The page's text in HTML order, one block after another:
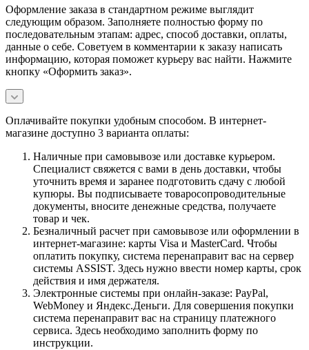
Оформление заказа в стандартном режиме выглядит
следующим образом. Заполняете полностью форму по
последовательным этапам: адрес, способ доставки, оплаты,
данные о себе. Советуем в комментарии к заказу написать
информацию, которая поможет курьеру вас найти. Нажмите
кнопку «Оформить заказ».
Оплачивайте покупки удобным способом. В интернет-
магазине доступно 3 варианта оплаты:
Наличные при самовывозе или доставке курьером.
Специалист свяжется с вами в день доставки, чтобы
уточнить время и заранее подготовить сдачу с любой
купюры. Вы подписываете товаросопроводительные
документы, вносите денежные средства, получаете
товар и чек.
Безналичный расчет при самовывозе или оформлении в
интернет-магазине: карты Visa и MasterCard. Чтобы
оплатить покупку, система перенаправит вас на сервер
системы ASSIST. Здесь нужно ввести номер карты, срок
действия и имя держателя.
Электронные системы при онлайн-заказе: PayPal,
WebMoney и Яндекс.Деньги. Для совершения покупки
система перенаправит вас на страницу платежного
сервиса. Здесь необходимо заполнить форму по
инструкции.